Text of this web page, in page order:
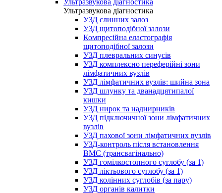
Ультразвукова діагностика
Ультразвукова діагностика
УЗД слинних залоз
УЗД щитоподібної залози
Компресійна еластографія
щитоподібної залози
УЗД плевральних синусів
УЗД комплексно переферійні зони
лімфатичних вузлів
УЗД лімфатичних вузлів: шийна зона
УЗД шлунку та дванадцятипалої
кишки
УЗД нирок та наднирників
УЗД підключичної зони лімфатичних
вузлів
УЗД пахової зони лімфатичних вузлів
УЗД-контроль після встановлення
ВМС (трансвагінально)
УЗД гомілкостопного суглобу (за 1)
УЗД ліктьового суглобу (за 1)
УЗД колінних суглобів (за пару)
УЗД органів калитки